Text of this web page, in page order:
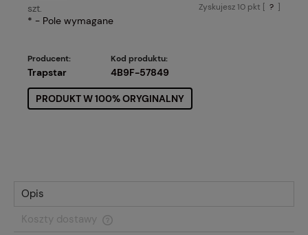
szt. Zyskujesz 10 pkt [ ? ]
* - Pole wymagane
Producent:
Trapstar
Kod produktu:
4B9F-57849
PRODUKT W 100% ORYGINALNY
Opis
Koszty dostawy
Cena nie zawiera ewentualnych kosztów płatności